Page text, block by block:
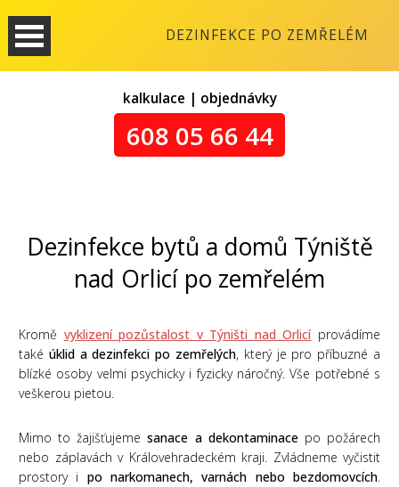
DEZINFEKCE PO ZEMŘELÉM
kalkulace | objednávky
608 05 66 44
Dezinfekce bytů a domů Týniště
nad Orlicí po zemřelém
Kromě vyklizení pozůstalost v Týništi nad Orlicíprovádíme
také úklid a dezinfekci po zemřelých, který je pro příbuzné a
blízké osoby velmi psychicky i fyzicky náročný. Vše potřebné s
veškerou pietou.
Mimo to žajišťujemesanace a dekontaminacepo požárech
nebo záplavách v Královehradeckém kraji. Zvládneme vyčistit
prostory i po narkomanech, varnách nebo bezdomovcích.